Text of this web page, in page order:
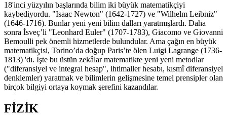
18'inci yüzyılın başlarında bilim iki büyük matematikçiyi
kaybediyordu. "Isaac Newton" (1642-1727) ve "Wilhelm Leibniz"
(1646-1716). Bunlar yeni yeni bilim dalları yaratmışlardı. Daha
sonra İsveç’li "Leonhard Euler" (1707-1783), Giacomo ve Giovanni
Bemoulli pek önemli hizmetlerde bulundular. Ama çağın en büyük
matematikçisi, Torino’da doğup Paris’te ölen Luigi Lagrange (1736-
1813) 'dı. İşte bu üstün zekâlar matematikte yeni yeni metodlar
("diferansiyel ve integral hesap", ihtimaller hesabı, kısmî diferansiyel
denklemler) yaratmak ve bilimlerin gelişmesine temel prensipler olan
birçok bilgiyi ortaya koymak şerefini kazandılar.
FİZİK